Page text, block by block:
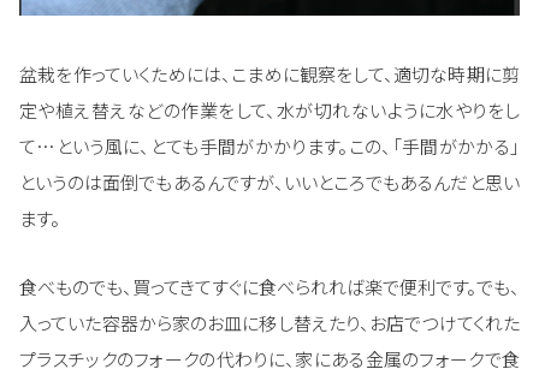
盆栽を作っていくためには、こまめに観察をして、適切な時期に剪
定や植え替えなどの作業をして、水が切れないように水やりをし
て…という風に、とても手間がかかります。この、「手間がかかる」
というのは面倒でもあるんですが、いいところでもあるんだと思い
ます。
食べものでも、買ってきてすぐに食べられれば楽で便利です。でも、
入っていた容器から家のお皿に移し替えたり、お店でつけてくれた
プラスチックのフォークの代わりに、家にある金属のフォークで食